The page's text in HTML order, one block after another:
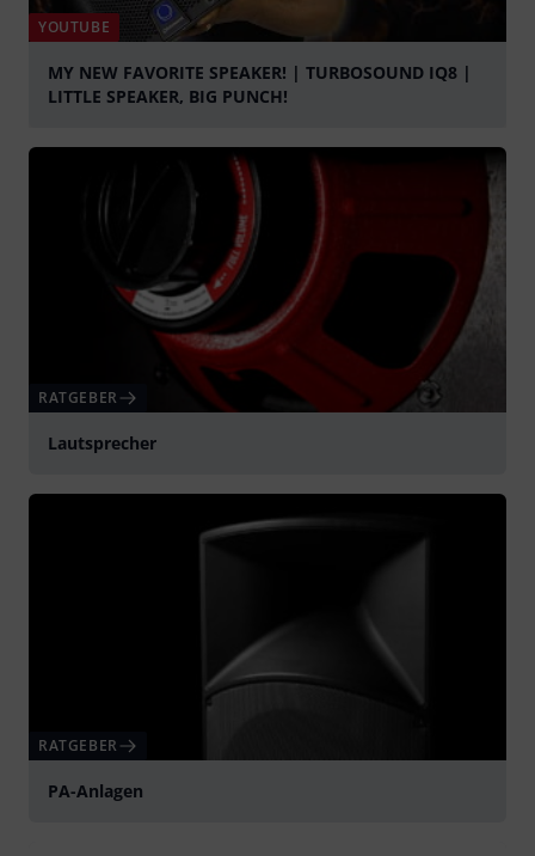
YOUTUBE
MY NEW FAVORITE SPEAKER! | TURBOSOUND IQ8 |
LITTLE SPEAKER, BIG PUNCH!
RATGEBER
Lautsprecher
RATGEBER
PA-Anlagen